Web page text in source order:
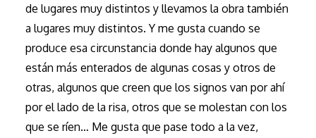
de lugares muy distintos y llevamos la obra también
a lugares muy distintos. Y me gusta cuando se
produce esa circunstancia donde hay algunos que
están más enterados de algunas cosas y otros de
otras, algunos que creen que los signos van por ahí
por el lado de la risa, otros que se molestan con los
que se ríen… Me gusta que pase todo a la vez,